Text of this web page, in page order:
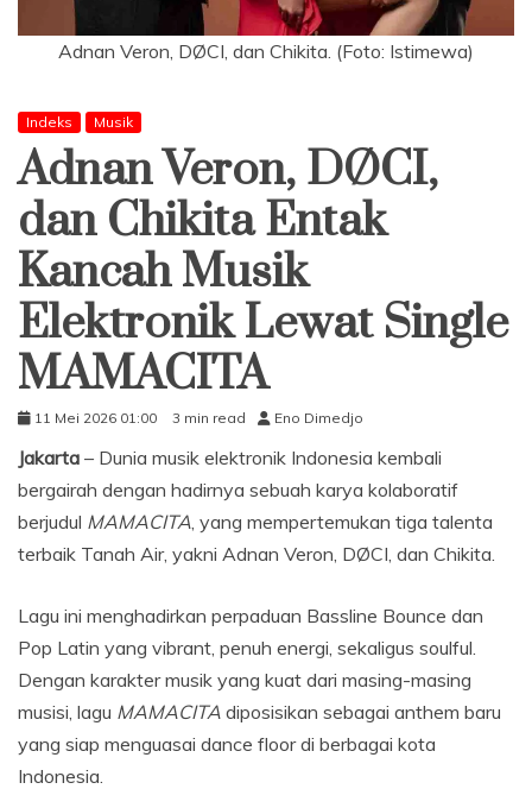
Adnan Veron, DØCI, dan Chikita. (Foto: Istimewa)
Indeks Musik
Adnan Veron, DØCI,
dan Chikita Entak
Kancah Musik
Elektronik Lewat Single
MAMACITA
11 Mei 2026 01:00 3 min read Eno Dimedjo
Jakarta – Dunia musik elektronik Indonesia kembali
bergairah dengan hadirnya sebuah karya kolaboratif
berjudul MAMACITA , yang mempertemukan tiga talenta
terbaik Tanah Air, yakni Adnan Veron, DØCI, dan Chikita.
Lagu ini menghadirkan perpaduan Bassline Bounce dan
Pop Latin yang vibrant, penuh energi, sekaligus soulful.
Dengan karakter musik yang kuat dari masing-masing
musisi, lagu MAMACITA diposisikan sebagai anthem baru
yang siap menguasai dance floor di berbagai kota
Indonesia.